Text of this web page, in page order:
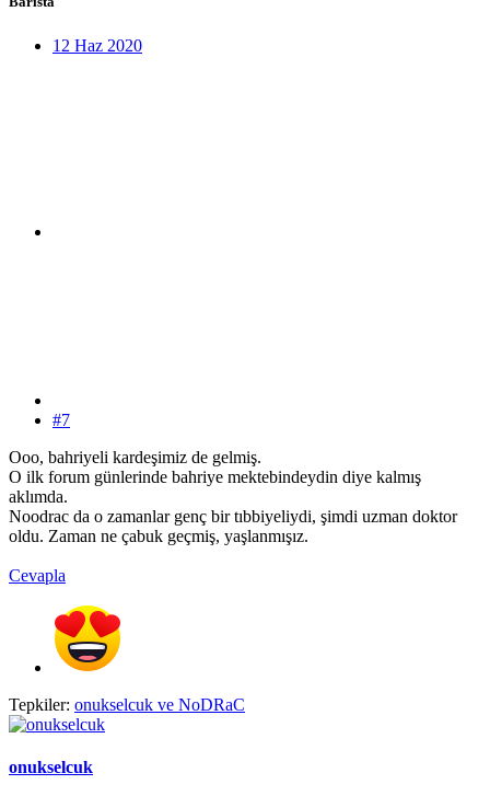
12 Haz 2020
#7
Ooo, bahriyeli kardeşimiz de gelmiş.
O ilk forum günlerinde bahriye mektebindeydin diye kalmış
aklımda.
Noodrac da o zamanlar genç bir tıbbiyeliydi, şimdi uzman doktor
oldu. Zaman ne çabuk geçmiş, yaşlanmışız.
Cevapla
Tepkiler: onukselcuk ve NoDRaC
onukselcuk